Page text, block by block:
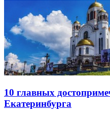
10 главных
Екатеринбурга